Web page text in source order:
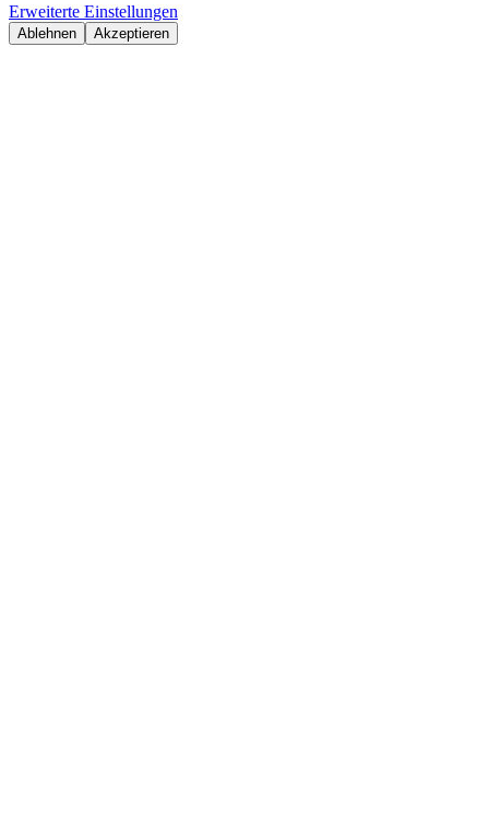
Erweiterte Einstellungen
Ablehnen Akzeptieren